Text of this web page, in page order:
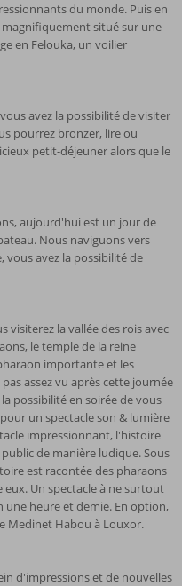
du monde. Puis en
situé sur une
en Felouka, un voilier
avez la possibilité de visiter
pourrez bronzer, lire ou
petit-déjeuner alors que le
aujourd'hui est un jour de
Nous naviguons vers
vous avez la possibilité de
visiterez la vallée des rois avec
le temple de la reine
importante et les
assez vu après cette journée
possibilité en soirée de vous
un spectacle son & lumière
impressionnant, l'histoire
de manière ludique. Sous
est racontée des pharaons
Un spectacle à ne surtout
une heure et demie. En option,
Medinet Habou à Louxor.
d'impressions et de nouvelles